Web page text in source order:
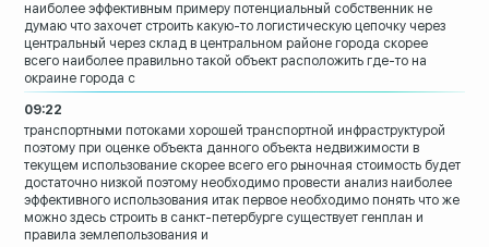
наиболее эффективным примеру потенциальный собственник не
думаю что захочет строить какую-то логистическую цепочку через
центральный через склад в центральном районе города скорее
всего наиболее правильно такой объект расположить где-то на
окраине города с
09:22
транспортными потоками хорошей транспортной инфраструктурой
поэтому при оценке объекта данного объекта недвижимости в
текущем использование скорее всего его рыночная стоимость будет
достаточно низкой поэтому необходимо провести анализ наиболее
эффективного использования итак первое необходимо понять что же
можно здесь строить в санкт-петербурге существует генплан и
правила землепользования и